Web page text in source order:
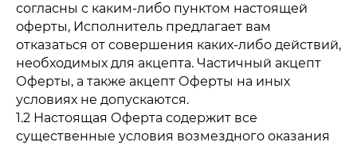
согласны с каким-либо пунктом настоящей
оферты, Исполнитель предлагает вам
отказаться от совершения каких-либо действий,
необходимых для акцепта. Частичный акцепт
Оферты, а также акцепт Оферты на иных
условиях не допускаются.
1.2 Настоящая Оферта содержит все
существенные условия возмездного оказания